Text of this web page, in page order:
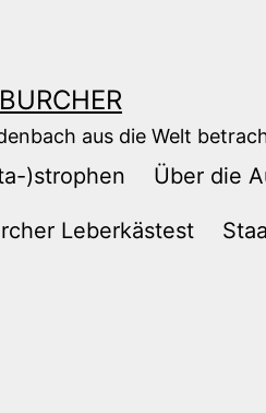
aus die Welt
)strophen Über die
Leberkästest